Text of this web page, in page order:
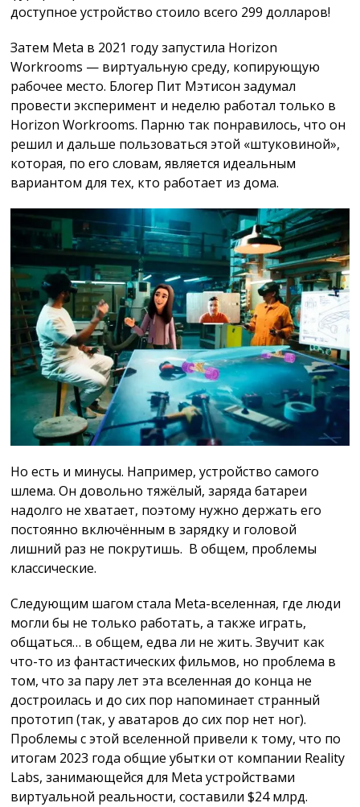
доступное устройство стоило всего 299 долларов!
Затем Meta в 2021 году запустила Horizon
Workrooms — виртуальную среду, копирующую
рабочее место. Блогер Пит Мэтисон задумал
провести эксперимент и неделю работал только в
Horizon Workrooms. Парню так понравилось, что он
решил и дальше пользоваться этой «штуковиной»,
которая, по его словам, является идеальным
вариантом для тех, кто работает из дома.
Но есть и минусы. Например, устройство самого
шлема. Он довольно тяжёлый, заряда батареи
надолго не хватает, поэтому нужно держать его
постоянно включённым в зарядку и головой
лишний раз не покрутишь. В общем, проблемы
классические.
Следующим шагом стала Meta-вселенная, где люди
могли бы не только работать, а также играть,
общаться… в общем, едва ли не жить. Звучит как
что-то из фантастических фильмов, но проблема в
том, что за пару лет эта вселенная до конца не
достроилась и до сих пор напоминает странный
прототип (так, у аватаров до сих пор нет ног).
Проблемы с этой вселенной привели к тому, что по
итогам 2023 года общие убытки от компании Reality
Labs, занимающейся для Meta устройствами
виртуальной реальности, составили $24 млрд.